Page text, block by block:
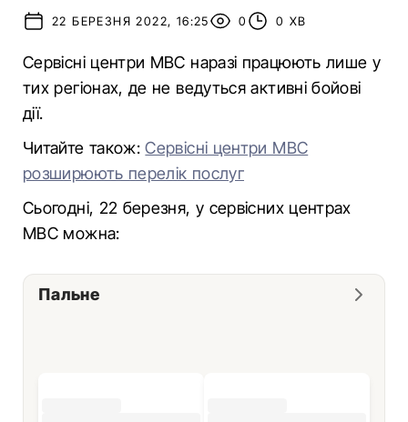
22 БЕРЕЗНЯ 2022, 16:25 0 0 ХВ
Сервісні центри МВС наразі працюють лише у
тих регіонах, де не ведуться активні бойові
дії.
Читайте також:Сервісні центри МВС
розширюють перелік послуг
Сьогодні, 22 березня, у сервісних центрах
МВС можна:
Пальне